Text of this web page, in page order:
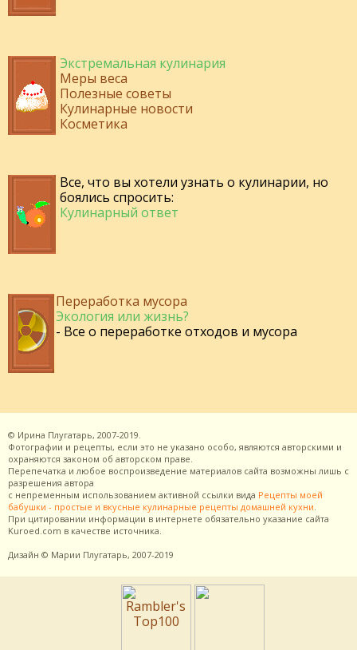
Экстремальная кулинария
Меры веса
Полезные советы
Кулинарные новости
Косметика
Все, что вы хотели узнать о кулинарии, но
боялись спросить:
Кулинарный ответ
Переработка мусора
Экология или жизнь?
- Все о переработке отходов и мусора
© Ирина Плугатарь, 2007-2019.
Фотографии и рецепты, если это не указано особо, являются авторскими и
охраняются законом об авторском праве.
Перепечатка и любое воспроизведение материалов сайта возможны лишь с
разрешения автора
с непременным использованием активной ссылки вида Рецепты моей
бабушки - простые и вкусные кулинарные рецепты домашней кухни.
При цитировании информации в интернете обязательно указание сайта
Kuroed.com в качестве источника.
Дизайн © Марии Плугатарь, 2007-2019